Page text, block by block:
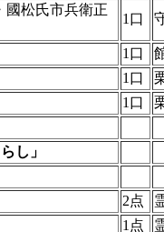
松氏市兵衛正
1口
1口
1口
1口
し」
2点
1点